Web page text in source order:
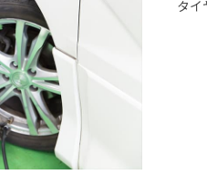
タイ